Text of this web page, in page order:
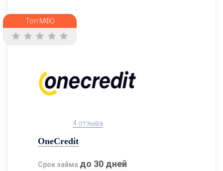
Топ МФО
4 отзыва
OneCredit
Срок займа до 30 дней